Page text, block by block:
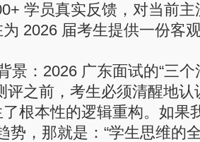
学员真实反馈，对当前
2026 届考生提供一份客
景：2026 广东面试的“三个
评之前，考生必须清醒地认
根本性的逻辑重构。如果
势，那就是：“学生思维的